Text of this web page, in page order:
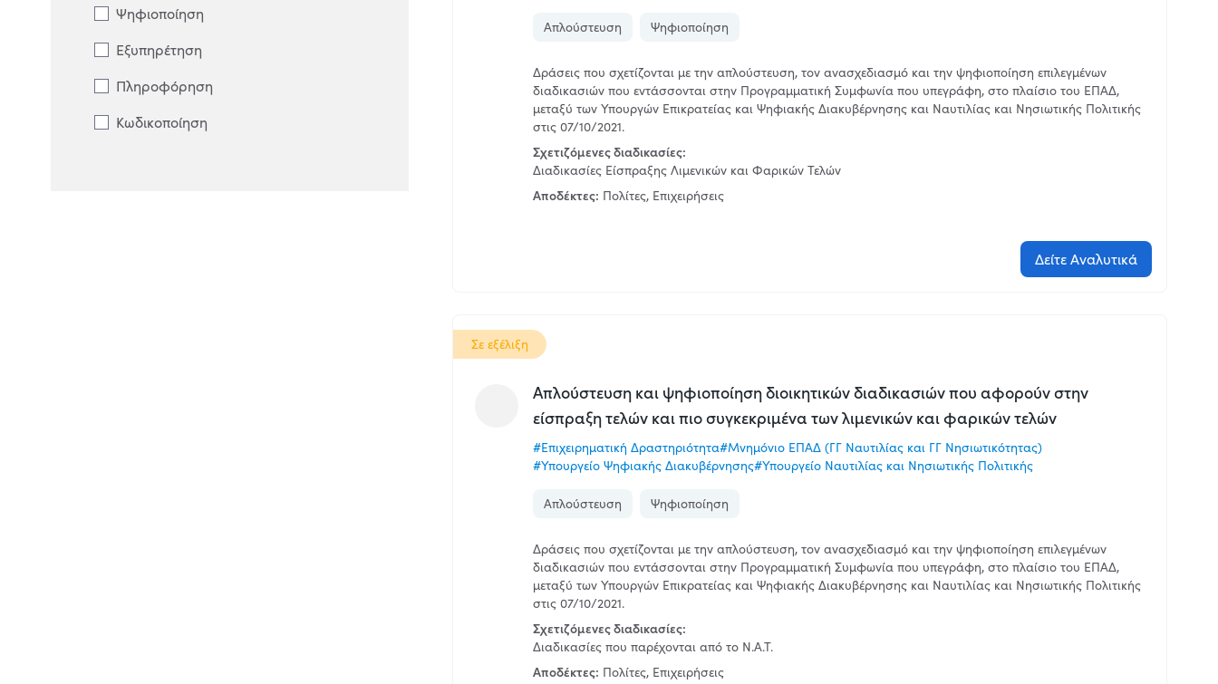
Ψηφιοποίηση
Εξυπηρέτηση
Πληροφόρηση
Κωδικοποίηση
Απλούστευση Ψηφιοποίηση
Δράσεις που σχετίζονται με την απλούστευση, τον ανασχεδιασμό και την ψηφιοποίηση επιλεγμένων
διαδικασιών που εντάσσονται στην Προγραμματική Συμφωνία που υπεγράφη, στο πλαίσιο του ΕΠΑΔ,
μεταξύ των Υπουργών Επικρατείας και Ψηφιακής Διακυβέρνησης και Ναυτιλίας και Νησιωτικής Πολιτικής
στις 07/10/2021.
Σχετιζόμενες διαδικασίες:
Διαδικασίες Είσπραξης Λιμενικών και Φαρικών Τελών
Αποδέκτες: Πολίτες, Επιχειρήσεις
Δείτε Αναλυτικά
Σε εξέλιξη
Aπλούστευση και ψηφιοποίηση διοικητικών διαδικασιών που αφορούν στην
είσπραξη τελών και πιο συγκεκριμένα των λιμενικών και φαρικών τελών
#Επιχειρηματική Δραστηριότητα#Μνημόνιο ΕΠΑΔ (ΓΓ Ναυτιλίας και ΓΓ Νησιωτικότητας)
#Υπουργείο Ψηφιακής Διακυβέρνησης#Υπουργείο Ναυτιλίας και Νησιωτικής Πολιτικής
Απλούστευση Ψηφιοποίηση
Δράσεις που σχετίζονται με την απλούστευση, τον ανασχεδιασμό και την ψηφιοποίηση επιλεγμένων
διαδικασιών που εντάσσονται στην Προγραμματική Συμφωνία που υπεγράφη, στο πλαίσιο του ΕΠΑΔ,
μεταξύ των Υπουργών Επικρατείας και Ψηφιακής Διακυβέρνησης και Ναυτιλίας και Νησιωτικής Πολιτικής
στις 07/10/2021.
Σχετιζόμενες διαδικασίες:
Διαδικασίες που παρέχονται από το Ν.Α.Τ.
Αποδέκτες: Πολίτες, Επιχειρήσεις